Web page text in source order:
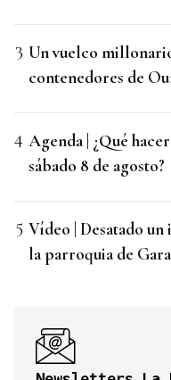
Un vuelco
contenedores de
Agenda | ¿Qué
sábado 8 de agosto?
Vídeo | Desatado
la parroquia de